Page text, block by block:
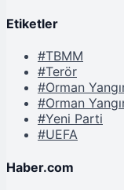
Etiketler
#TBMM
#Terör
#Orman
#Orman
#Yeni Parti
#UEFA
Haber.com